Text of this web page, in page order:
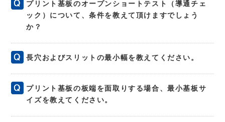
プリント基板のオープンショートテスト（導通チェ
ック）について、条件を教えて頂けますでしょう
か？
長穴およびスリットの最小幅を教えてください。
プリント基板の板端を面取りする場合、最小基板サ
イズを教えてください。